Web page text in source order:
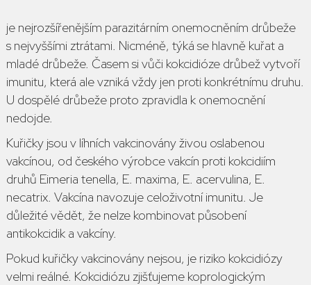
je nejrozšířenějším parazitárním onemocněním drůbeže
s nejvyššími ztrátami. Nicméně, týká se hlavně kuřat a
mladé drůbeže. Časem si vůči kokcidióze drůbež vytvoří
imunitu, která ale vzniká vždy jen proti konkrétnímu druhu.
U dospělé drůbeže proto zpravidla k onemocnění
nedojde.
Kuřičky jsou v líhních vakcinovány živou oslabenou
vakcínou, od českého výrobce vakcín proti kokcidiím
druhů Eimeria tenella, E. maxima, E. acervulina, E.
necatrix. Vakcína navozuje celoživotní imunitu. Je
důležité vědět, že nelze kombinovat působení
antikokcidik a vakcíny.
Pokud kuřičky vakcinovány nejsou, je riziko kokcidiózy
velmi reálné. Kokcidiózu zjišťujeme koprologickým